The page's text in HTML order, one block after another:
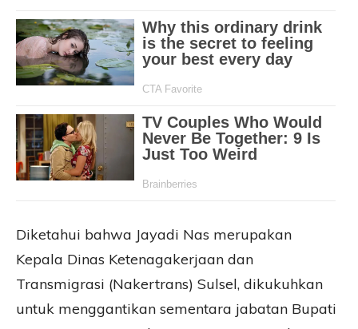
Diketahui bahwa Jayadi Nas merupakan
Kepala Dinas Ketenagakerjaan dan
Transmigrasi (Nakertrans) Sulsel, dikukuhkan
untuk menggantikan sementara jabatan Bupati